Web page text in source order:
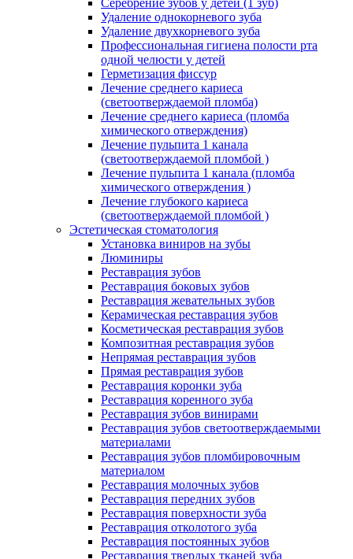
Серебрение зубов у детей (1 зуб)
Удаление однокорневого зуба
Удаление двухкорневого зуба
Профессиональная гигиена полости рта
одной челюсти у детей
Герметизация фиссур
Лечение среднего кариеса
(светоотверждаемой пломба)
Лечение среднего кариеса (пломба
химического отверждения)
Лечение пульпита 1 канала
(светоотверждаемой пломбой )
Лечение пульпита 1 канала (пломба
химического отверждения )
Лечение глубокого кариеса
(светоотверждаемой пломбой )
Эстетическая стоматология
Установка виниров на зубы
Люминиры
Реставрация зубов
Реставрация боковых зубов
Реставрация жевательных зубов
Керамическая реставрация зубов
Косметическая реставрация зубов
Композитная реставрация зубов
Непрямая реставрация зубов
Прямая реставрация зубов
Реставрация коронки зуба
Реставрация коренного зуба
Реставрация зубов винирами
Реставрация зубов светоотверждаемыми
материалами
Реставрация зубов пломбировочным
материалом
Реставрация молочных зубов
Реставрация передних зубов
Реставрация поверхности зуба
Реставрация отколотого зуба
Реставрация постоянных зубов
Реставрация твердых тканей зуба